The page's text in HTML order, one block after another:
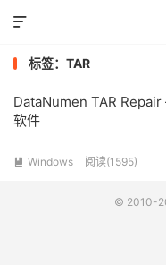

标签：TAR
DataNumen TAR Repair
软件
 Windows 阅读(1595)
© 2010-